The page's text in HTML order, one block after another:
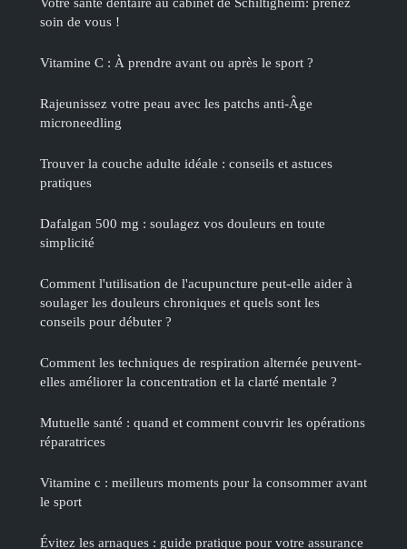
soin de vous !
Vitamine C : À prendre avant ou après le sport ?
Rajeunissez votre peau avec les patchs anti-Âge
microneedling
Trouver la couche adulte idéale : conseils et astuces
pratiques
Dafalgan 500 mg : soulagez vos douleurs en toute
simplicité
Comment l'utilisation de l'acupuncture peut-elle aider à
soulager les douleurs chroniques et quels sont les
conseils pour débuter ?
Comment les techniques de respiration alternée peuvent-
elles améliorer la concentration et la clarté mentale ?
Mutuelle santé : quand et comment couvrir les opérations
réparatrices
Vitamine c : meilleurs moments pour la consommer avant
le sport
Évitez les arnaques : guide pratique pour votre assurance